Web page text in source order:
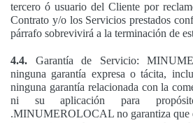
tercero ó usuario del Cliente por
Contrato y/o los Servicios prestados
párrafo sobrevivirá a la terminación de
4.4. Garantía de Servicio:
ninguna garantía expresa o tácita,
ninguna garantía relacionada con la
ni su aplicación para
.MINUMEROLOCAL no garantiza que